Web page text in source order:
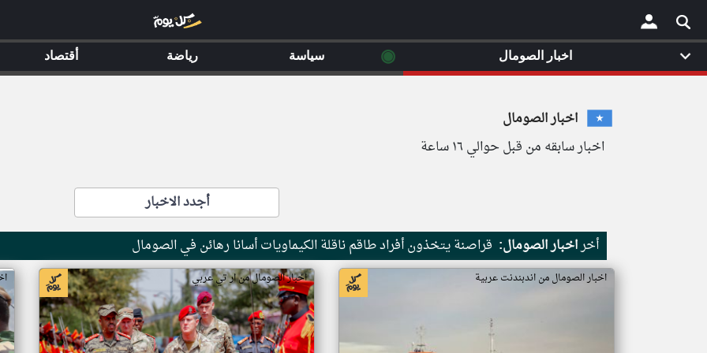
×
اخبار الصومال
اخبار سابقه من قبل حوالي ١٦ ساعة
أجدد الاخبار
أخراخبار الصومال: قراصنة يتخذون أفراد طاقم ناقلة الكيماويات أسانا رهائن في الصومال
اخبار الصومال من اندبندنت عربية اخبار الصومال من ار تي عربي
اخبار الصومال ◉ سياسة رياضة أقتصاد